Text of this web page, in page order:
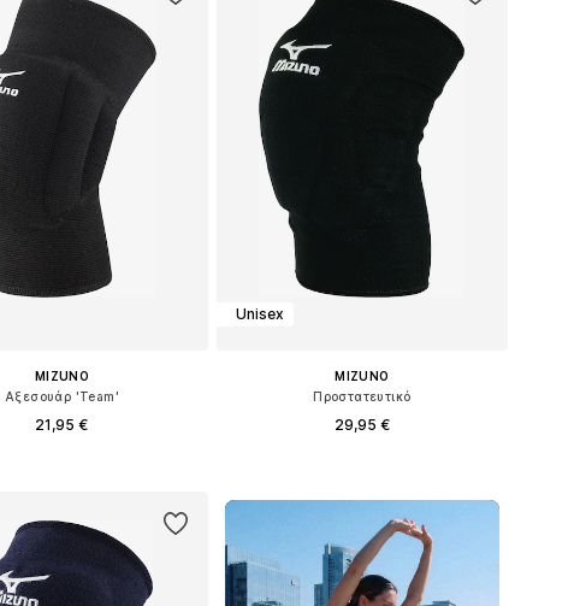
MIZUNO
Αξεσουάρ 'Team'
21,95 €
Unisex
MIZUNO
Προστατευτικό
29,95 €
Προσθήκη στο καλάθι